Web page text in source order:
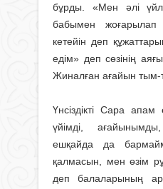
бұрды. «Мен әлі
бабымен
кетейін деп
едім» деп сөзінің
Жиналған ағайын тым-
Үнсіздікті Сара
үйімді,
ешқайда да
қалмасын, мен өзім
деп балаларының